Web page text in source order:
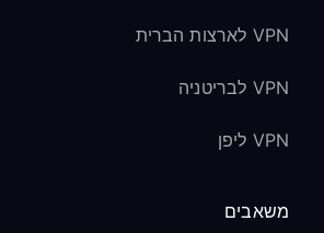
VPN לארצות הברית
VPN לבריטניה
VPN ליפן
משאבים